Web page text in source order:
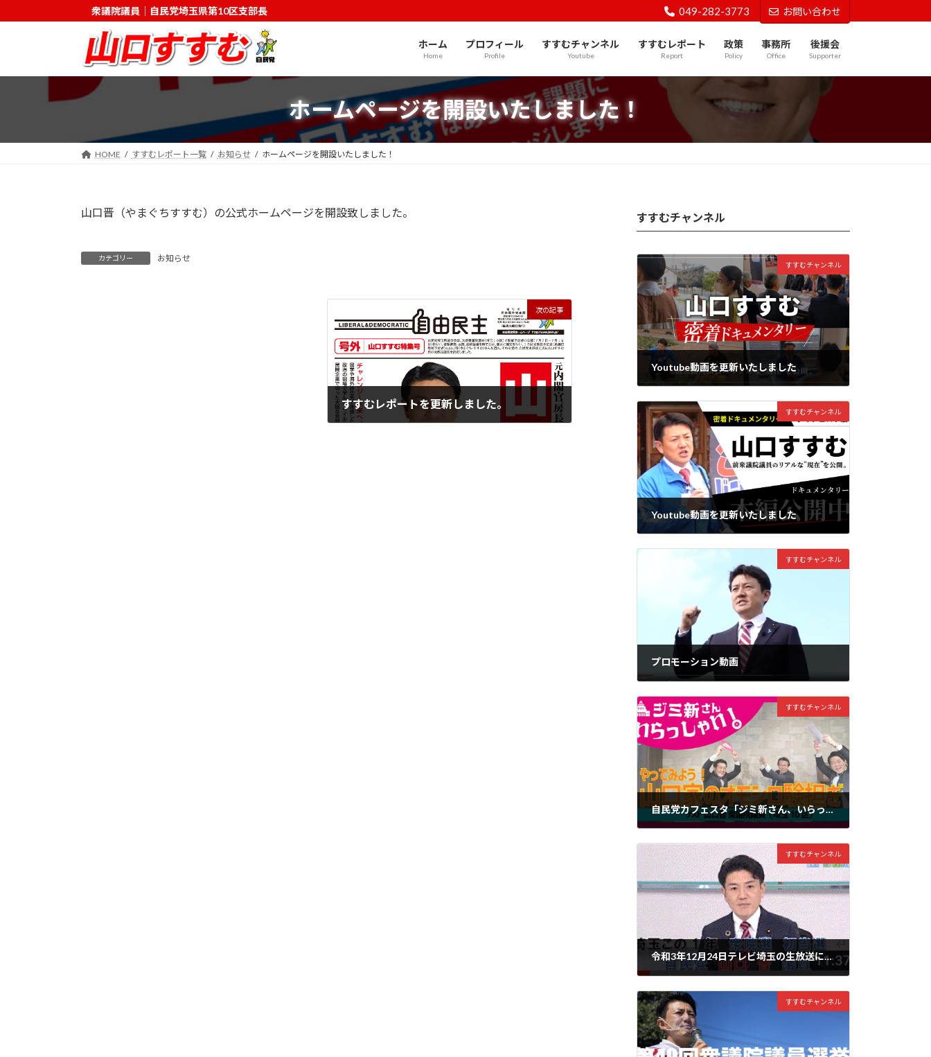
ン
ツ
ッ
ビ
シ
移
衆議院議員｜自民党埼玉県第10区支部長 049-282-3773 お問い合わせ
ホーム
Home
プロフィール
Profile
すすむチャンネル
Youtube
すすむレポート
Report
政策
Policy
事務所
Office
後援会
Supporter
ホームページを開設いたしました！
HOME すすむレポート一覧 お知らせ ホームページを開設いたしました！
山口晋（やまぐちすすむ）の公式ホームページを開設致しました。
カテゴリー お知らせ
次の記事
すすむレポートを更新しました。
すすむチャンネル
すすむチャンネル
Youtube動画を更新いたしました
2025年4月3日
すすむチャンネル
Youtube動画を更新いたしました
2025年4月3日
すすむチャンネル
プロモーション動画
2023年11月11日
すすむチャンネル
自民党カフェスタ「ジミ新さん、いらっしゃい！」にゲストとしてお招きいただきました。是非、ご覧頂ければ、幸いです。
2023年3月16日
すすむチャンネル
令和3年12月24日テレビ埼玉の生放送に出演させて頂きました。是非、ご覧ください。
2022年1月18日
すすむチャンネル